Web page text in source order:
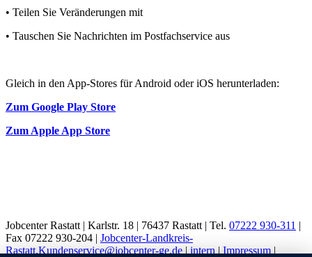
• Teilen Sie Veränderungen mit
• Tauschen Sie Nachrichten im Postfachservice aus
Gleich in den App-Stores für Android oder iOS herunterladen:
Zum Google Play Store
Zum Apple App Store
Jobcenter Rastatt | Karlstr. 18 | 76437 Rastatt | Tel. 07222 930-311 |
Fax 07222 930-204 | Jobcenter-Landkreis-
Rastatt.Kundenservice@jobcenter-ge.de | intern | Impressum |